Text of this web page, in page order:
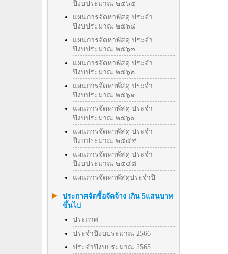
ปีงบประมาณ ๒๕๖๕
แผนการจัดหาพัสดุ ประจำ
ปีงบประมาณ ๒๕๖๔
แผนการจัดหาพัสดุ ประจำ
ปีงบประมาณ ๒๕๖๓
แผนการจัดหาพัสดุ ประจำ
ปีงบประมาณ ๒๕๖๒
แผนการจัดหาพัสดุ ประจำ
ปีงบประมาณ ๒๕๖๑
แผนการจัดหาพัสดุ ประจำ
ปีงบประมาณ ๒๕๖๐
แผนการจัดหาพัสดุ ประจำ
ปีงบประมาณ ๒๕๕๙
แผนการจัดหาพัสดุ ประจำ
ปีงบประมาณ ๒๕๕๘
แผนการจัดหาพัสดุประจำปี
ประกาศจัดซื้อจัดจ้าง เกิน 5แสนบาท
ขึ้นไป
ประกาศ
ประจำปีงบประมาณ 2566
ประจำปีงบประมาณ 2565